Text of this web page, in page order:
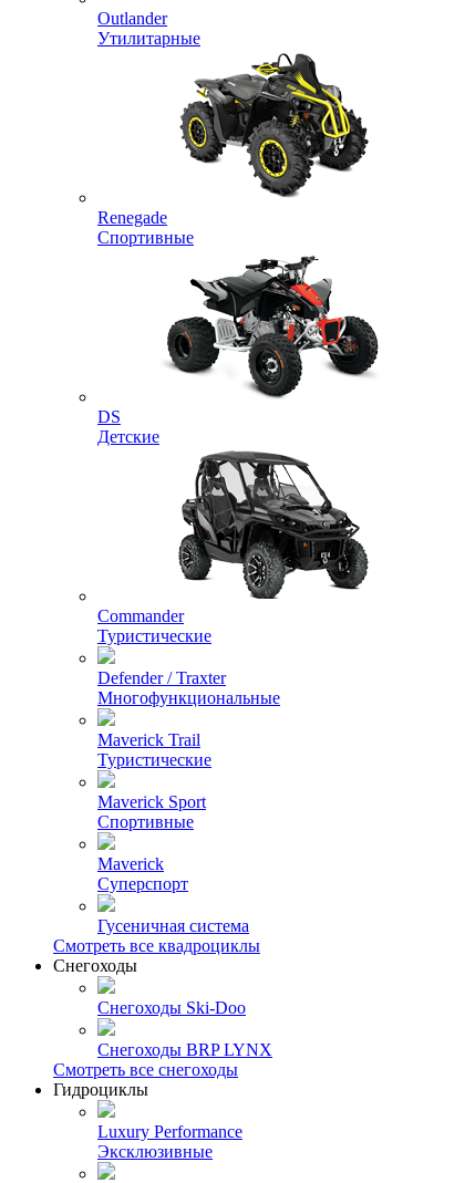
Outlander
Утилитарные
Renegade
Спортивные
DS
Детские
Commander
Туристические
Defender / Traxter
Многофункциональные
Maverick Trail
Туристические
Maverick Sport
Спортивные
Maverick
Суперспорт
Гусеничная система
Смотреть все квадроциклы
Снегоходы
Снегоходы Ski-Doo
Снегоходы BRP LYNX
Смотреть все снегоходы
Гидроциклы
Luxury Performance
Эксклюзивные